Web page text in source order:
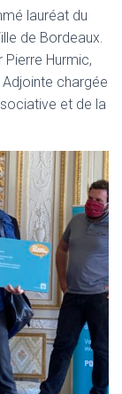
lauréat du
de Bordeaux.
Hurmic,
chargée
et de la